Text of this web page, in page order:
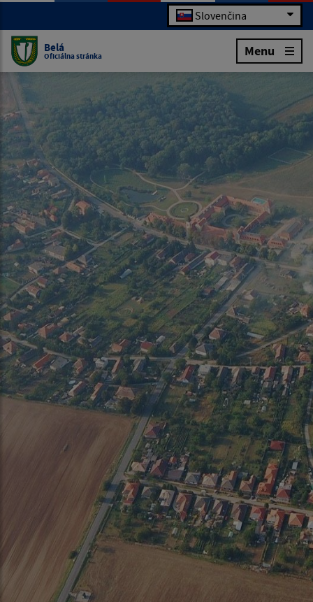
Slovenčina
Belá
Oficiálna stránka Menu